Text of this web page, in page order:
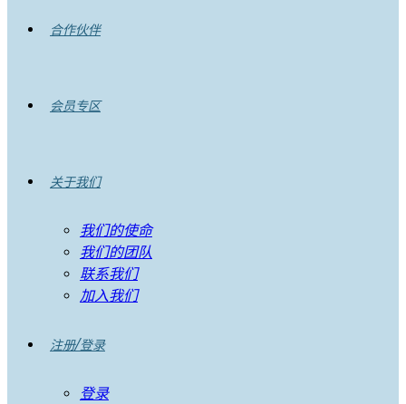
合作伙伴
会员专区
关于我们
我们的使命
我们的团队
联系我们
加入我们
注册/登录
登录